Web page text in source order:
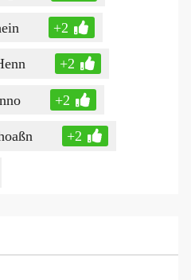
+2
+2
+2
+2